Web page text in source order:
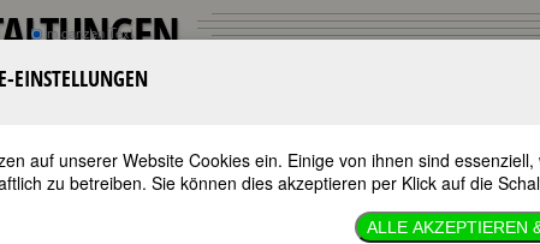
im ganzen Text
FRÜHERE VERANSTALTUNGEN
EINSTELLUNGEN
auf unserer Website Cookies ein. Einige von ihnen sind
zu betreiben. Sie können dies akzeptieren per Klick auf die
ALLE AKZEPTIEREN